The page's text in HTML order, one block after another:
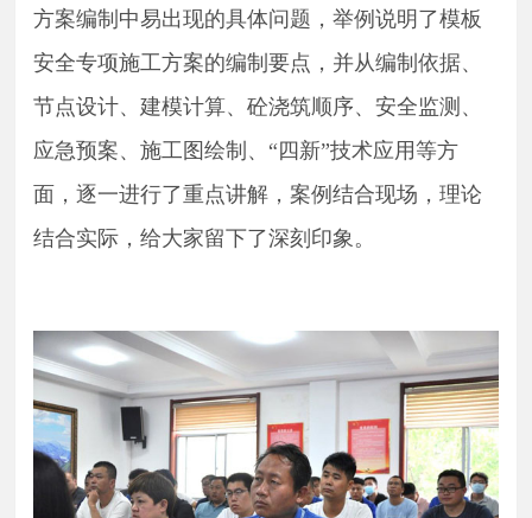
方案编制中易出现的具体问题，举例说明了模板
安全专项施工方案的编制要点， 并从编制依据、
节点设计、建模计算、砼浇筑顺序、安全监测、
应急预案、施工图绘制、 “四新”技术应用等方
面，逐一进行了重点讲解，案例结合现场，理论
结合实际，给大家留下了深刻 印象 。